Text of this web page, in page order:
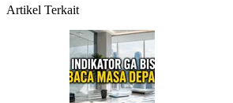
Artikel Terkait